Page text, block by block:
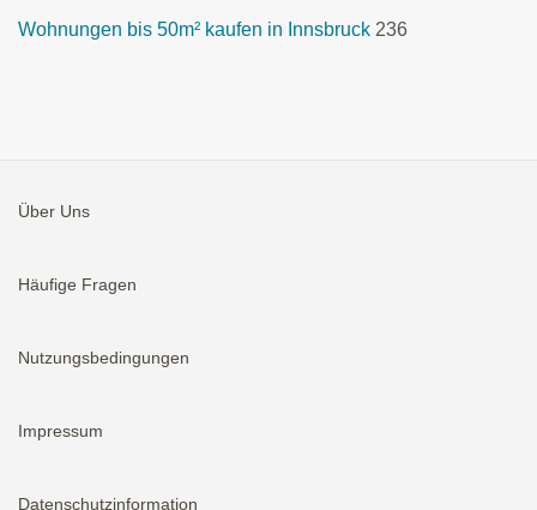
Wohnungen bis 50m² kaufen in Innsbruck 236
Über Uns
Häufige Fragen
Nutzungsbedingungen
Impressum
Datenschutzinformation